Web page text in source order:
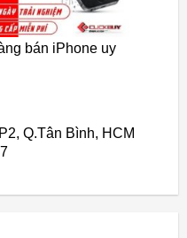
bán iPhone uy
Q.Tân Bình, HCM